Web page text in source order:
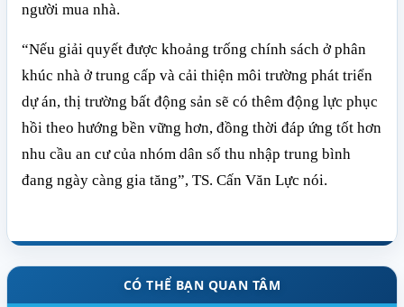
người mua nhà.
“Nếu giải quyết được khoảng trống chính sách ở phân
khúc nhà ở trung cấp và cải thiện môi trường phát triển
dự án, thị trường bất động sản sẽ có thêm động lực phục
hồi theo hướng bền vững hơn, đồng thời đáp ứng tốt hơn
nhu cầu an cư của nhóm dân số thu nhập trung bình
đang ngày càng gia tăng”, TS. Cấn Văn Lực nói.
CÓ THỂ BẠN QUAN TÂM